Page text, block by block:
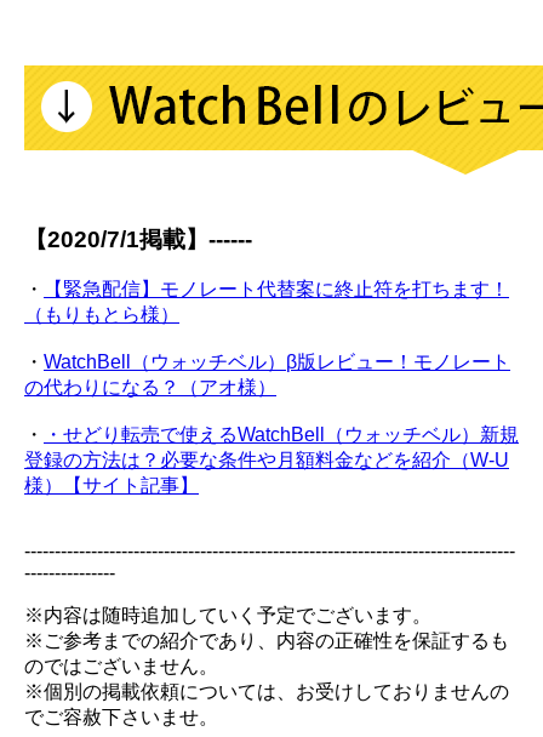
【2020/7/1掲載】------
・
【緊急配信】モノレート代替案に終止符を打ちます！
（もりもとら様）
・ WatchBell（ウォッチベル）β版レビュー！モノレート
の代わりになる？（アオ様）
・
・せどり転売で使えるWatchBell（ウォッチベル）新規
登録の方法は？必要な条件や月額料金などを紹介（W-U
様）【サイト記事】
---------------------------------------------------------------------------------
---------------
※内容は随時追加していく予定でございます。
※ご参考までの紹介であり、内容の正確性を保証するも
のではございません。
※個別の掲載依頼については、お受けしておりませんの
でご容赦下さいませ。